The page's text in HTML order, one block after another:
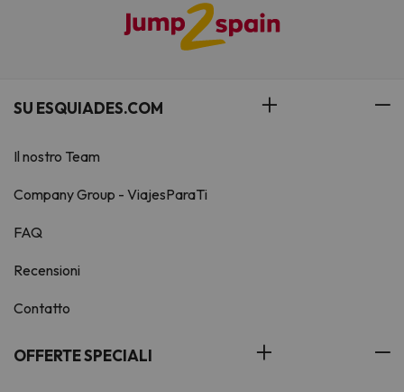
SU ESQUIADES.COM
Il nostro Team
Company Group - ViajesParaTi
FAQ
Recensioni
Contatto
OFFERTE SPECIALI